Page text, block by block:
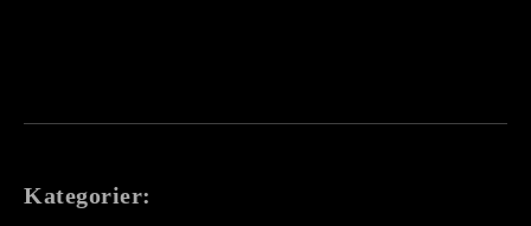
Kategorier: